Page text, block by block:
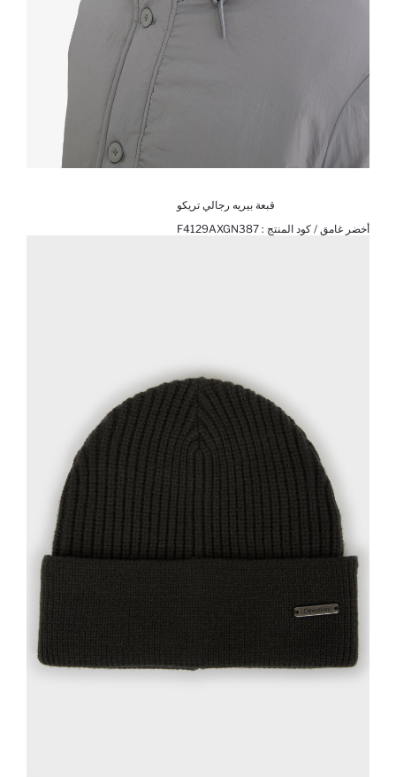
قبعة بيريه رجالي تريكو
أخضر غامق / كود المنتج : F4129AXGN387